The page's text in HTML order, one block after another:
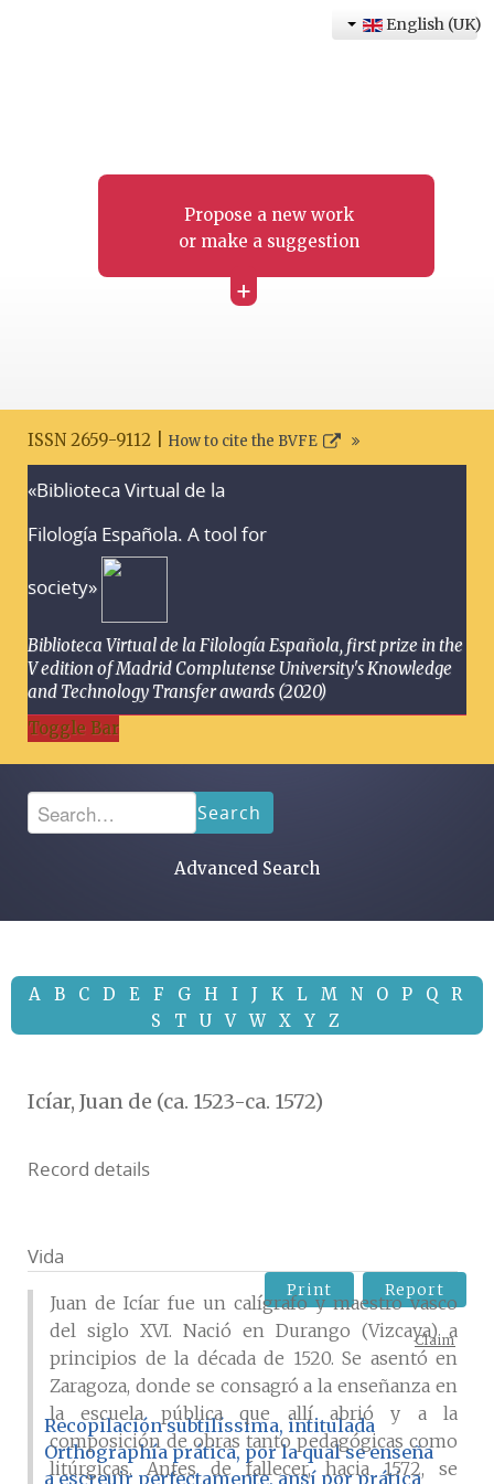
Propose a new work
or make a suggestion
+
English (UK)
ISSN 2659-9112 | How to cite the BVFE
«Biblioteca Virtual de la
Filología Española. A tool for
society»
Biblioteca Virtual de la Filología Española, first prize in the
V edition of Madrid Complutense University's Knowledge
and Technology Transfer awards (2020)
Toggle Bar
Search
Advanced Search
A B C D E F G H I J K L M N O P Q
R
S
T U V W X Y Z
Icíar, Juan de (ca. 1523-ca. 1572)
Record details
Vida
Juan de Icíar fue un calígrafo y maestro vasco
del siglo XVI. Nació en Durango (Vizcaya) a
principios de la década de 1520. Se asentó en
Zaragoza, donde se consagró a la enseñanza en
la escuela pública que allí abrió y a la
composición de obras tanto pedagógicas como
litúrgicas. Antes de fallecer, hacia 1572, se
Print Report
Claim
Recopilación subtilíssima, intitulada
Orthographía prática, por la qual se enseña
a escreuir perfectamente, ansí por prática